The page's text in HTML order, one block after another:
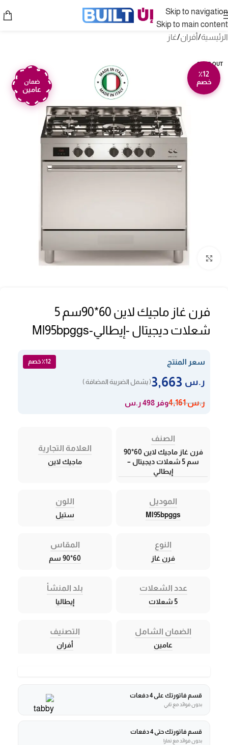
Skip to navigation
Skip to main content
الرئيسية/أفران/غاز
SOLD OUT
٪12
خصم
ضمان
عامين
Click to enlarge
فرن غاز ماجيك لاين 60*90سم 5
شعلات ديجيتال -إيطالي-Ml95bpggs
سعر المنتج ٪12 خصم
ر.س ( يشمل الضريبة المضافة )
ر.س4,161 وفر 498 ر.س
الصنف
فرن غاز ماجيك لاين 60*90
سم 5 شعلات ديجيتال –
إيطالي
العلامة التجارية
ماجيك لاين
الموديل
Ml95bpggs
اللون
ستيل
النوع
فرن غاز
المقاس
60*90 سم
عدد الشعلات
5 شعلات
بلد المنشأ
إيطاليا
الضمان الشامل
عامين
التصنيف
أفران
قسم فاتورتك على 4 دفعات
بدون فوائد مع تابي
قسم فاتورتك حتى 4 دفعات
بدون فوائد مع تمارا